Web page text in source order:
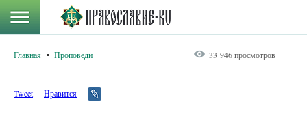
Главная Проповеди 33 946 просмотров
Tweet Нравится